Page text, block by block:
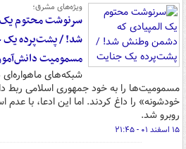
ویژه‌های مشرق؛
سرنوشت محتوم
شد! / پشت‌پرده یک
مسمومیت
شبکه‌های ماهواره‌ای
مسمومیت‌ها را به خود جمهوری اسلامی ربط
خودشونه» را داغ کردند. اما این ادعا، با
روبرو شد.
۱۵ اسفند ۰۱ - ۲۱:۴۵